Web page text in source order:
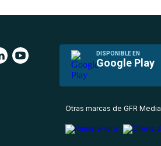
DISPONIBLE EN
Google Play
Otras marcas de GFR Media